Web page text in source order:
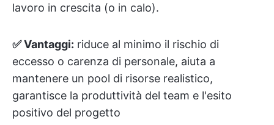
lavoro in crescita (o in calo).
✅ Vantaggi: riduce al minimo il rischio di
eccesso o carenza di personale, aiuta a
mantenere un pool di risorse realistico,
garantisce la produttività del team e l'esito
positivo del progetto